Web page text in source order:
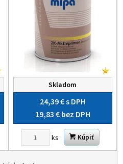
Skladom
24,39 €s DPH
19,83 € bez DPH
ks Kúpiť